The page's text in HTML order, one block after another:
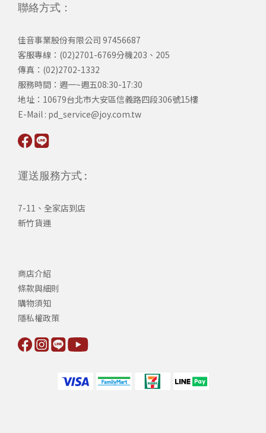
聯絡方式：
佳音事業股份有限公司 97456687
客服專線：(02)2701-6769分機203、205
傳真：(02)2702-1332
服務時間：週一~週五08:30-17:30
​地址：10679台北市大安區信義路四段306號15樓
​E-Mail : pd_service@joy.com.tw
運送服務方式 :
7-11、全家店到店
新竹貨運
商店介紹
條款與細則
購物須知
隱私權政策